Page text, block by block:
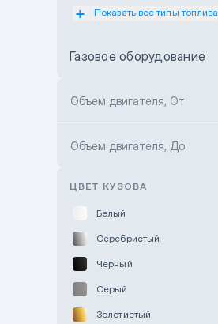
Subaru Motor Almaty
Toyota Kokshetau
Hyundai ShymCity
Показать все типы топлива
Газовое оборудование
Объем двигателя, От
Объем двигателя, До
ЦВЕТ КУЗОВА
Белый
Серебристый
Черный
Серый
Золотистый